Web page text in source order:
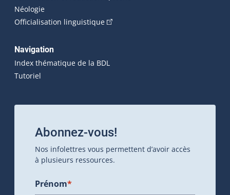
Néologie
Officialisation linguistique(Cet hyperlien externe s'ouvrira
Navigation
Index thématique de la BDL
Tutoriel
Abonnez-vous!
Nos infolettres vous permettent d’avoir accès
à plusieurs ressources.
Prénom*